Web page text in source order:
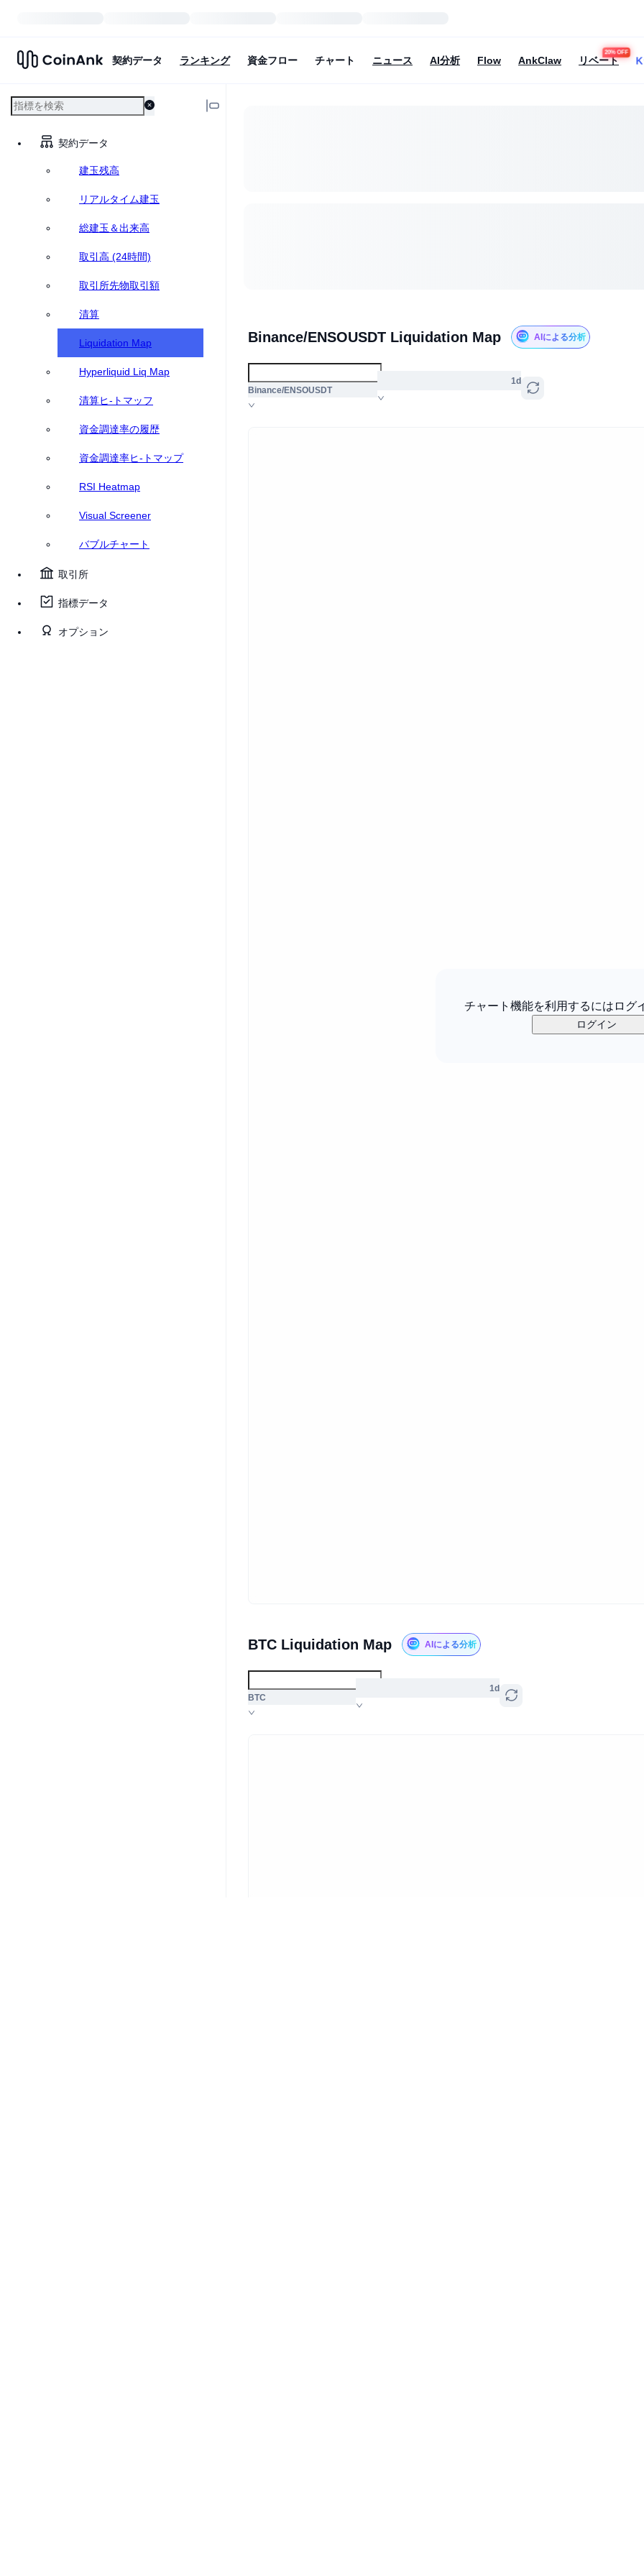
契約データ ランキング 資金フロー チャート ニュース AI分析 Flow AnkClaw リベート
20% OFF
契約データ
建玉残高
リアルタイム建玉
総建玉＆出来高
取引高 (24時間)
取引所先物取引額
清算
Liquidation Map
Hyperliquid Liq Map
清算ヒ-トマッフ
資金調達率の履歴
資金調達率ヒ-トマップ
RSI Heatmap
Visual Screener
バブルチャート
取引所
指標データ
オプション
Binance/ENSOUSDT Liquidation Map AIによる分析
Binance/ENSOUSDT
1d
チャート機能を利用するにはログ
ログイン
BTC Liquidation Map AIによる分析
BTC
1d